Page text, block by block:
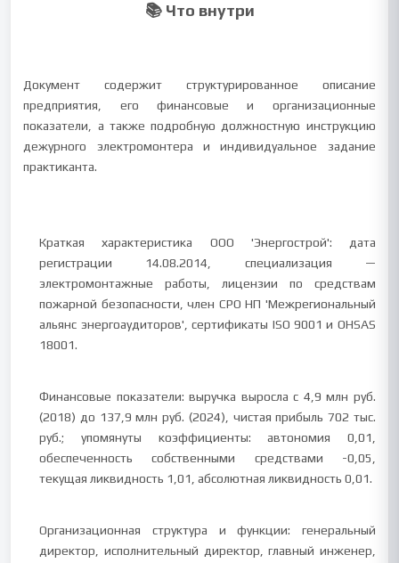
📚 Что внутри
Документ содержит структурированное описание
предприятия, его финансовые и организационные
показатели, а также подробную должностную инструкцию
дежурного электромонтера и индивидуальное задание
практиканта.
Краткая характеристика ООО 'Энергострой': дата
регистрации 14.08.2014, специализация —
электромонтажные работы, лицензии по средствам
пожарной безопасности, член СРО НП 'Межрегиональный
альянс энергоаудиторов', сертификаты ISO 9001 и OHSAS
18001.
Финансовые показатели: выручка выросла с 4,9 млн руб.
(2018) до 137,9 млн руб. (2024), чистая прибыль 702 тыс.
руб.; упомянуты коэффициенты: автономия 0,01,
обеспеченность собственными средствами -0,05,
текущая ликвидность 1,01, абсолютная ликвидность 0,01.
Организационная структура и функции: генеральный
директор, исполнительный директор, главный инженер,